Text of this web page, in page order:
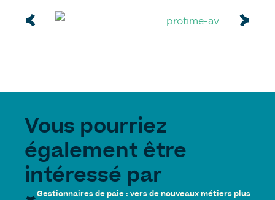
Vous pourriez
également être
intéressé par
Gestionnaires de paie : vers de nouveaux métiers plus